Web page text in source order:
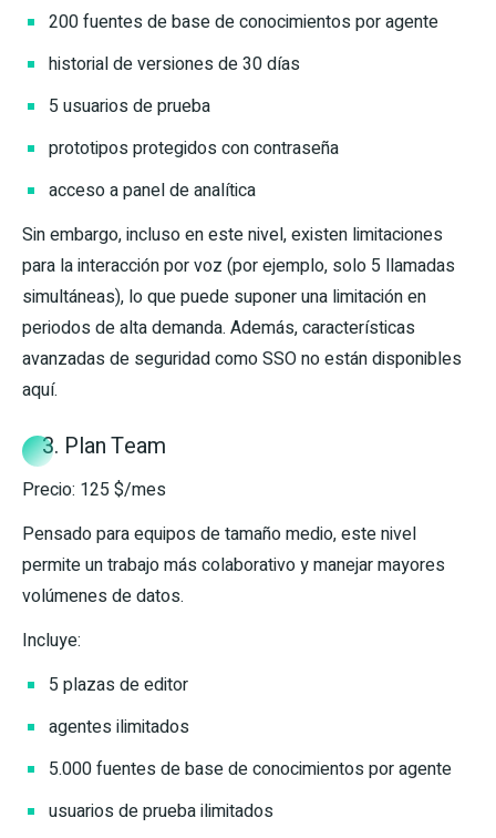
200 fuentes de base de conocimientos por agente
historial de versiones de 30 días
5 usuarios de prueba
prototipos protegidos con contraseña
acceso a panel de analítica
Sin embargo, incluso en este nivel, existen limitaciones
para la interacción por voz (por ejemplo, solo 5 llamadas
simultáneas), lo que puede suponer una limitación en
periodos de alta demanda. Además, características
avanzadas de seguridad como SSO no están disponibles
aquí.
3. Plan Team
Precio: 125 $/mes
Pensado para equipos de tamaño medio, este nivel
permite un trabajo más colaborativo y manejar mayores
volúmenes de datos.
Incluye:
5 plazas de editor
agentes ilimitados
5.000 fuentes de base de conocimientos por agente
usuarios de prueba ilimitados